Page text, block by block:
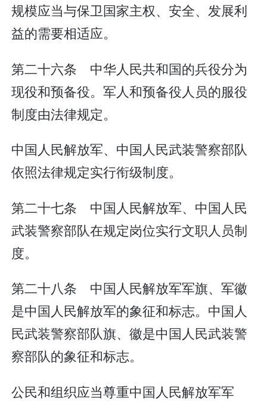
规模应当与保卫国家主权、安全、发展利
益的需要相适应。
第二十六条 中华人民共和国的兵役分为
现役和预备役。军人和预备役人员的服役
制度由法律规定。
中国人民解放军、中国人民武装警察部队
依照法律规定实行衔级制度。
第二十七条 中国人民解放军、中国人民
武装警察部队在规定岗位实行文职人员制
度。
第二十八条 中国人民解放军军旗、军徽
是中国人民解放军的象征和标志。中国人
民武装警察部队旗、徽是中国人民武装警
察部队的象征和标志。
公民和组织应当尊重中国人民解放军军